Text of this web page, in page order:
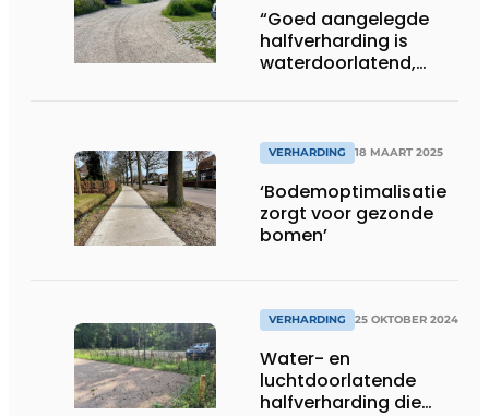
“Goed aangelegde
halfverharding is
waterdoorlatend,
VERHARDING 18 MAART 2025
‘Bodemoptimalisatie
zorgt voor gezonde
bomen’
VERHARDING 25 OKTOBER 2024
Water- en
luchtdoorlatende
halfverharding die